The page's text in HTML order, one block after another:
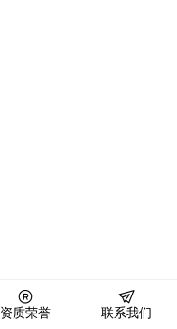
资质荣誉 联系我们